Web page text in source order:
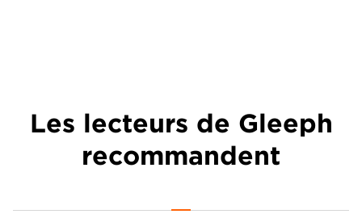
Les lecteurs de Gleeph
recommandent